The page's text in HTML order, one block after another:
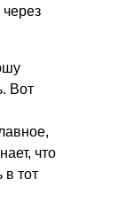
Вот
что
в тот